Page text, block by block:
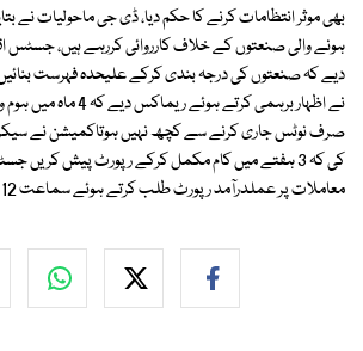
بھی موثر انتظامات کرنے کا حکم دیا، ڈی جی ماحولیات نے
ہونے والی صنعتوں کے خلاف کارروائی کررہے ہیں، جسٹس
دیے کہ صنعتوں کی درجہ بندی کرکے علیحدہ فہرست بنائیں
نے اظہار برہمی کرتے
صرف نوٹس جاری کرنے سے کچھ نہیں ہوتاکمیشن نے
کی کہ 3 ہفتے میں کام مکمل کرکے رپورٹ پیش کریں
معاملات پر عملدرآمد رپورٹ طلب کرتے ہوئے سماعت 12 اگست تک ملتوی کردی۔